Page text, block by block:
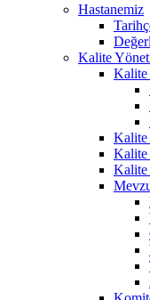
Hastanemiz
Kalite
Kalite
Kalite
Kalite
Kalite